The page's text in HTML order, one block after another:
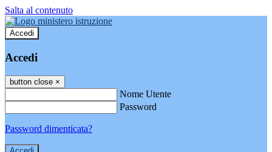
Salta al contenuto
Accedi
Accedi
button close ×
Nome Utente
Password
Password dimenticata?